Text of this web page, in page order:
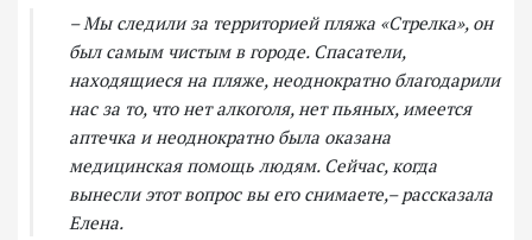
– Мы следили за территорией пляжа «Стрелка», он
был самым чистым в городе. Спасатели,
находящиеся на пляже, неоднократно благодарили
нас за то, что нет алкоголя, нет пьяных, имеется
аптечка и неоднократно была оказана
медицинская помощь людям. Сейчас, когда
вынесли этот вопрос вы его снимаете,– рассказала
Елена.